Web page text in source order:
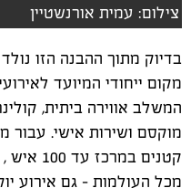
צילום: עמית אורנשטיין
בדיוק מתוך ההבנה הזו נולד
המשלב אווירה ביתית,
מוקסם ושירות אישי.
קטנים במרכז עד 100 איש
,
מכל העולמות – גם אירוע